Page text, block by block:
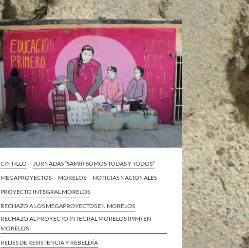
CINTILLO
JORNADAS “SAMIR SOMOS TODAS Y TODOS”
MEGAPROYECTOS
MORELOS
NOTICIAS NACIONALES
PROYECTO INTEGRAL MORELOS
RECHAZO A LOS MEGAPROYECTOS EN MORELOS
RECHAZO AL PROYECTO INTEGRAL MORELOS (PIM) EN
MORELOS
REDES DE RESISTENCIA Y REBELDÍA